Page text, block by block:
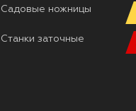
Садовые ножницы
Станки заточные